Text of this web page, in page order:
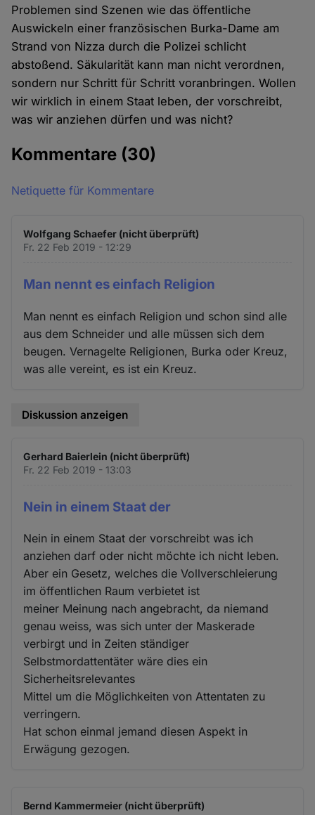
Problemen sind Szenen wie das öffentliche
Auswickeln einer französischen Burka-Dame am
Strand von Nizza durch die Polizei schlicht
abstoßend. Säkularität kann man nicht verordnen,
sondern nur Schritt für Schritt voranbringen. Wollen
wir wirklich in einem Staat leben, der vorschreibt,
was wir anziehen dürfen und was nicht?
Kommentare (30)
Netiquette für Kommentare
Wolfgang Schaefer (nicht überprüft)
Fr. 22 Feb 2019 - 12:29
Man nennt es einfach Religion
Man nennt es einfach Religion und schon sind alle
aus dem Schneider und alle müssen sich dem
beugen. Vernagelte Religionen, Burka oder Kreuz,
was alle vereint, es ist ein Kreuz.
Diskussion anzeigen
Gerhard Baierlein (nicht überprüft)
Fr. 22 Feb 2019 - 13:03
Nein in einem Staat der
Nein in einem Staat der vorschreibt was ich
anziehen darf oder nicht möchte ich nicht leben.
Aber ein Gesetz, welches die Vollverschleierung
im öffentlichen Raum verbietet ist
meiner Meinung nach angebracht, da niemand
genau weiss, was sich unter der Maskerade
verbirgt und in Zeiten ständiger
Selbstmordattentäter wäre dies ein
Sicherheitsrelevantes
Mittel um die Möglichkeiten von Attentaten zu
verringern.
Hat schon einmal jemand diesen Aspekt in
Erwägung gezogen.
Bernd Kammermeier (nicht überprüft)